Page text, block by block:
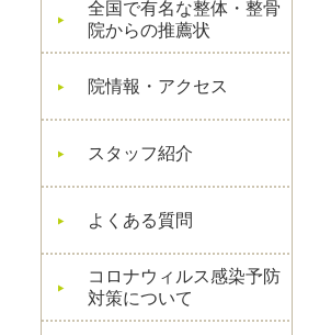
全国で有名な整体・整骨
院からの推薦状
院情報・アクセス
スタッフ紹介
よくある質問
コロナウィルス感染予防
対策について